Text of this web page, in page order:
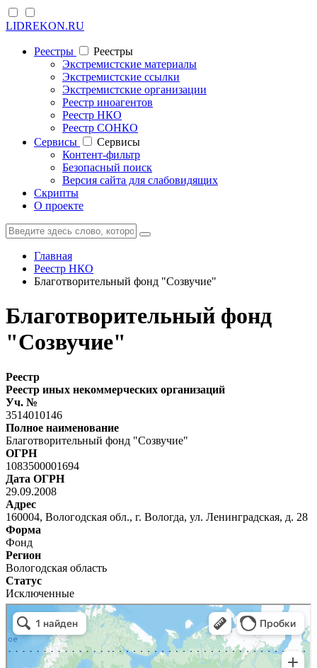
LIDREKON.RU
Реестры
Реестры
Экстремистские материалы
Экстремистские ссылки
Экстремистские организации
Реестр иноагентов
Реестр НКО
Реестр СОНКО
Cервисы
Cервисы
Контент-фильтр
Безопасный поиск
Версия сайта для слабовидящих
Скрипты
О проекте
Главная
Реестр НКО
Благотворительный фонд "Созвучие"
Благотворительный фонд
"Созвучие"
Реестр
Реестр иных некоммерческих организаций
Уч. №
3514010146
Полное наименование
Благотворительный фонд "Созвучие"
ОГРН
1083500001694
Дата ОГРН
29.09.2008
Адрес
160004, Вологодская обл., г. Вологда, ул. Ленинградская, д. 28
Форма
Фонд
Регион
Вологодская область
Статус
Исключенные